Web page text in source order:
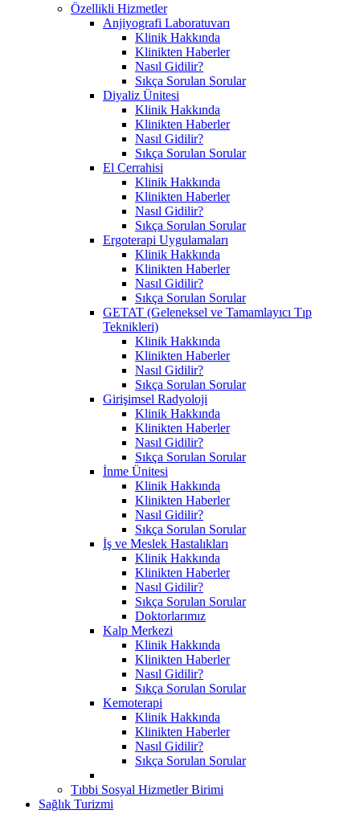
Özellikli Hizmetler
Anjiyografi Laboratuvarı
Klinik Hakkında
Klinikten Haberler
Nasıl Gidilir?
Sıkça Sorulan Sorular
Diyaliz Ünitesi
Klinik Hakkında
Klinikten Haberler
Nasıl Gidilir?
Sıkça Sorulan Sorular
El Cerrahisi
Klinik Hakkında
Klinikten Haberler
Nasıl Gidilir?
Sıkça Sorulan Sorular
Ergoterapi Uygulamaları
Klinik Hakkında
Klinikten Haberler
Nasıl Gidilir?
Sıkça Sorulan Sorular
GETAT (Geleneksel ve Tamamlayıcı Tıp
Teknikleri)
Klinik Hakkında
Klinikten Haberler
Nasıl Gidilir?
Sıkça Sorulan Sorular
Girişimsel Radyoloji
Klinik Hakkında
Klinikten Haberler
Nasıl Gidilir?
Sıkça Sorulan Sorular
İnme Ünitesi
Klinik Hakkında
Klinikten Haberler
Nasıl Gidilir?
Sıkça Sorulan Sorular
İş ve Meslek Hastalıkları
Klinik Hakkında
Klinikten Haberler
Nasıl Gidilir?
Sıkça Sorulan Sorular
Doktorlarımız
Kalp Merkezi
Klinik Hakkında
Klinikten Haberler
Nasıl Gidilir?
Sıkça Sorulan Sorular
Kemoterapi
Klinik Hakkında
Klinikten Haberler
Nasıl Gidilir?
Sıkça Sorulan Sorular
Tıbbi Sosyal Hizmetler Birimi
Sağlık Turizmi